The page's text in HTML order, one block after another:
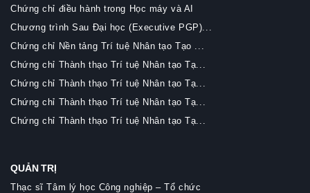
Chứng chỉ điều hành trong Học máy và AI
Chương trình Sau Đại học (Executive PGP)...
Chứng chỉ Nền tảng Trí tuệ Nhân tạo Tạo ...
Chứng chỉ Thành thạo Trí tuệ Nhân tạo Tạ...
Chứng chỉ Thành thạo Trí tuệ Nhân tạo Tạ...
Chứng chỉ Thành thạo Trí tuệ Nhân tạo Tạ...
Chứng chỉ Thành thạo Trí tuệ Nhân tạo Tạ...
QUẢN TRỊ
Thạc sĩ Tâm lý học Công nghiệp – Tổ chức